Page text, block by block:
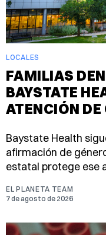
LOCALES
FAMILIAS
BAYSTATE
ATENCIÓN DE
Baystate Health
afirmación de
estatal protege ese
EL PLANETA TEAM
7 de agosto de 2026